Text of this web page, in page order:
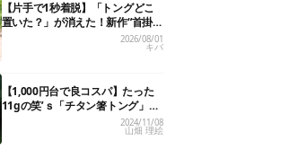
【片手で1秒着脱】「トングどこ
置いた？」が消えた！新作“首掛
けトング”、男心くすぐるギミッ
2026/08/01
キバ
【1,000円台で良コスパ】たった
11gの笑’ｓ「チタン箸トング」
が、キャンプ飯のストレスを解消
2024/11/08
山畑 理絵